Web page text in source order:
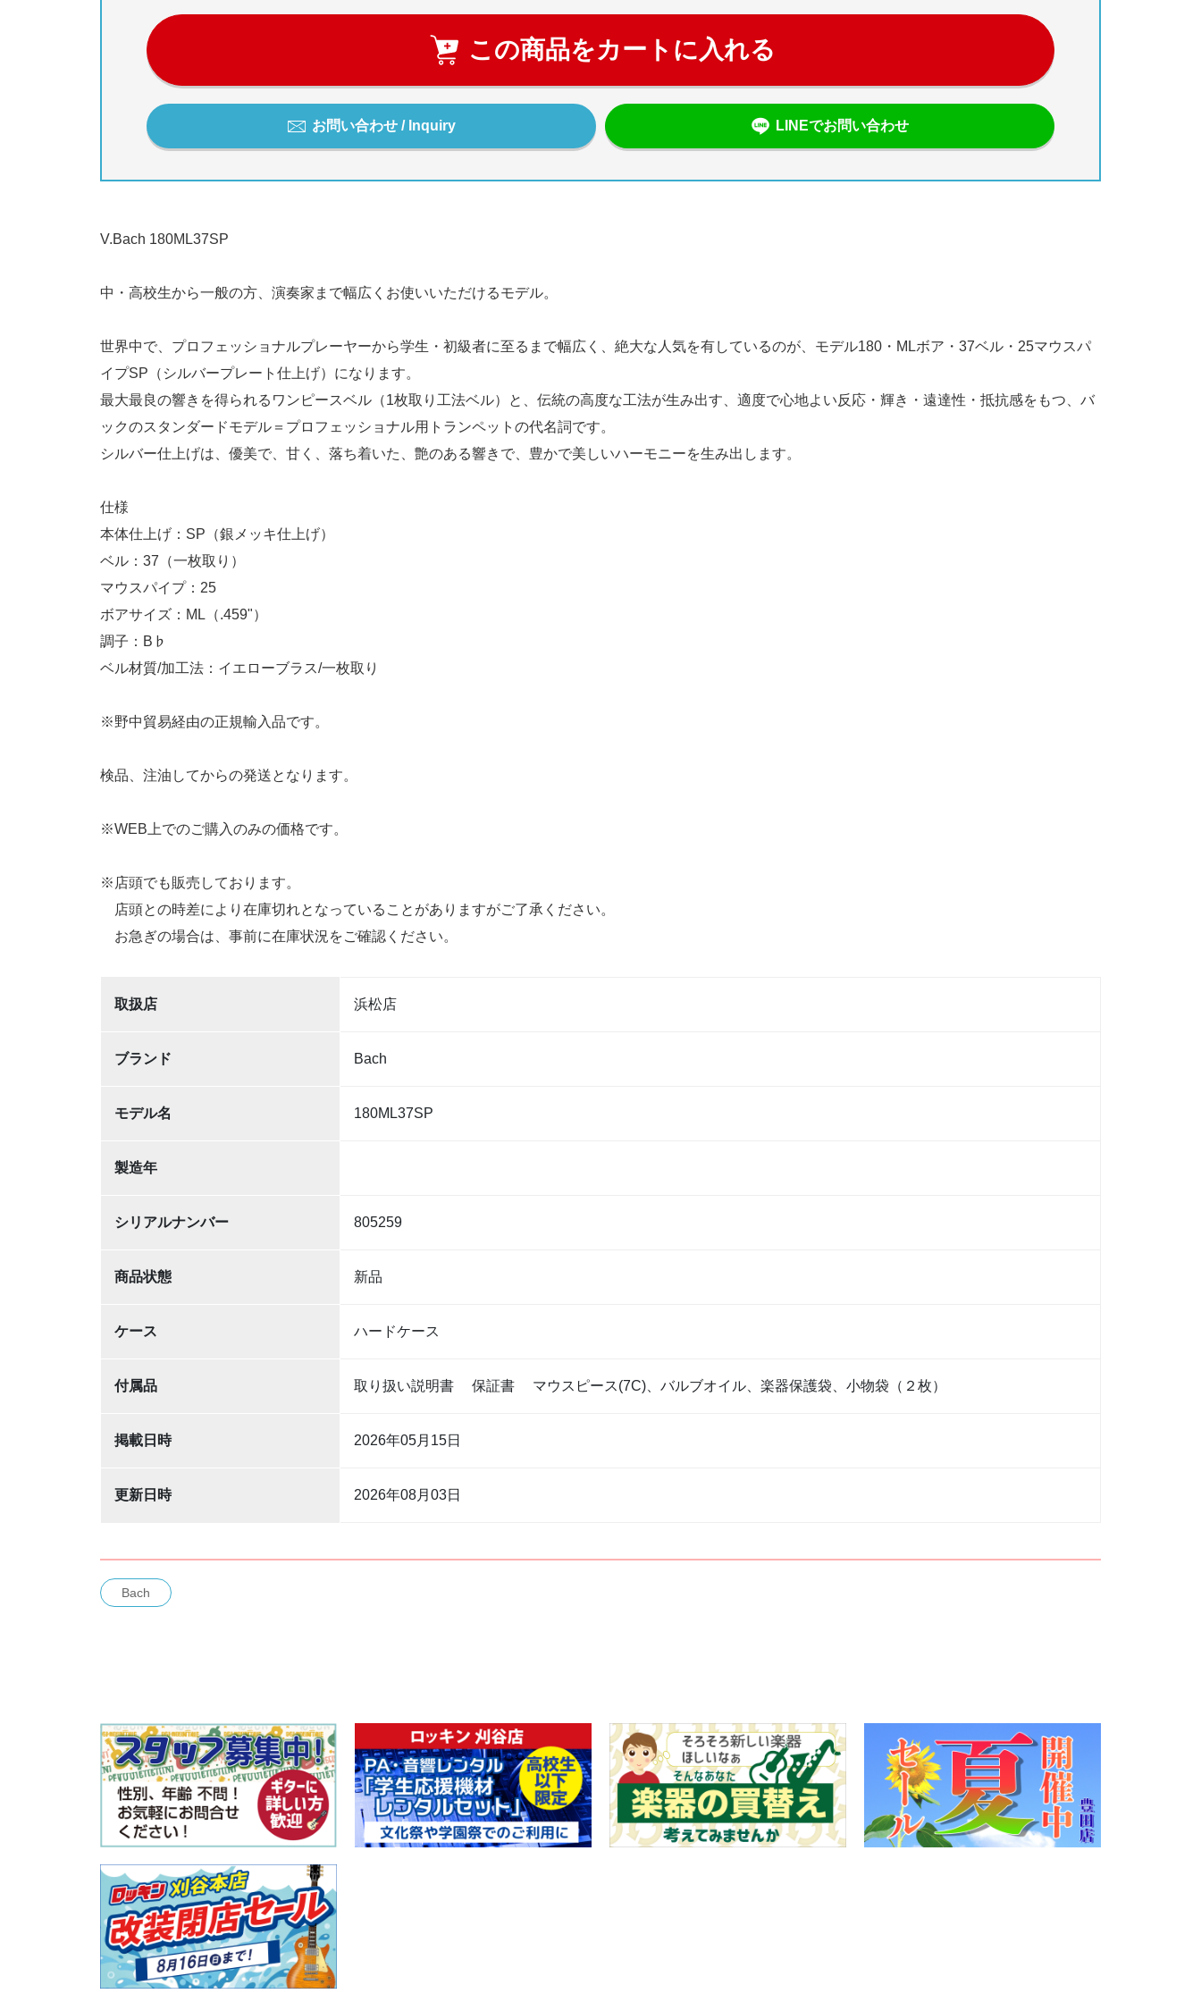
この商品をカートに入れる
お問い合わせ / Inquiry LINEでお問い合わせ
V.Bach 180ML37SP
中・高校生から一般の方、演奏家まで幅広くお使いいただけるモデル。
世界中で、プロフェッショナルプレーヤーから学生・初級者に至るまで幅広く、絶大な人気を有しているのが、モデル180・MLボア・37ベル・25マウスパ
イプSP（シルバープレート仕上げ）になります。
最大最良の響きを得られるワンピースベル（1枚取り工法ベル）と、伝統の高度な工法が生み出す、適度で心地よい反応・輝き・遠達性・抵抗感をもつ、バ
ックのスタンダードモデル＝プロフェッショナル用トランペットの代名詞です。
シルバー仕上げは、優美で、甘く、落ち着いた、艶のある響きで、豊かで美しいハーモニーを生み出します。
仕様
本体仕上げ：SP（銀メッキ仕上げ）
ベル：37（一枚取り）
マウスパイプ：25
ボアサイズ：ML（.459"）
調子：B♭
ベル材質/加工法：イエローブラス/一枚取り
※野中貿易経由の正規輸入品です。
検品、注油してからの発送となります。
※WEB上でのご購入のみの価格です。
※店頭でも販売しております。
店頭との時差により在庫切れとなっていることがありますがご了承ください。
お急ぎの場合は、事前に在庫状況をご確認ください。
取扱店 浜松店
ブランド Bach
モデル名 180ML37SP
製造年
シリアルナンバー 805259
商品状態 新品
ケース ハードケース
付属品 取り扱い説明書 保証書 マウスピース(7C)、バルブオイル、楽器保護袋、小物袋（２枚）
掲載日時 2026年05月15日
更新日時 2026年08月03日
Bach